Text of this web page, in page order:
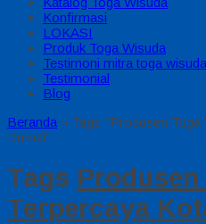
Konfirmasi
LOKASI
Produk Toga Wisuda
Testimoni mitra toga wisuda
Testimonial
Blog
Beranda » Tags "Produsen Toga
Dumai"
Tags
Terpercaya